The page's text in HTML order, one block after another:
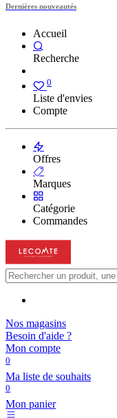
Dernières nouveautés
Accueil
Recherche
0
Liste d'envies
Compte
Offres
Marques
Catégorie
Commandes
Nos magasins
Besoin d'aide ?
Mon compte
0
Ma liste de souhaits
0
Mon panier